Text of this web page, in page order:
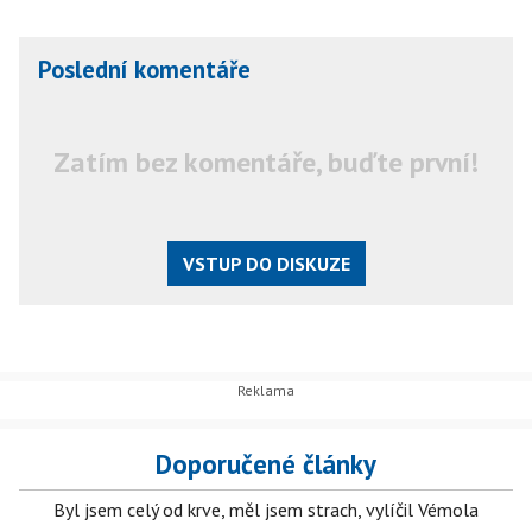
Poslední komentáře
Zatím bez komentáře, buďte první!
VSTUP DO DISKUZE
Doporučené články
Byl jsem celý od krve, měl jsem strach, vylíčil Vémola